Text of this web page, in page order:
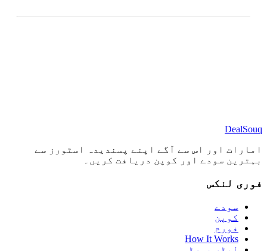
DealSouq
امارات اور اس سے آگے اپنے پسندیدہ اسٹورز سے
بہترین سودے اور کوپن دریافت کریں۔
فوری لنکس
سودے
کوپن
فورم
How It Works